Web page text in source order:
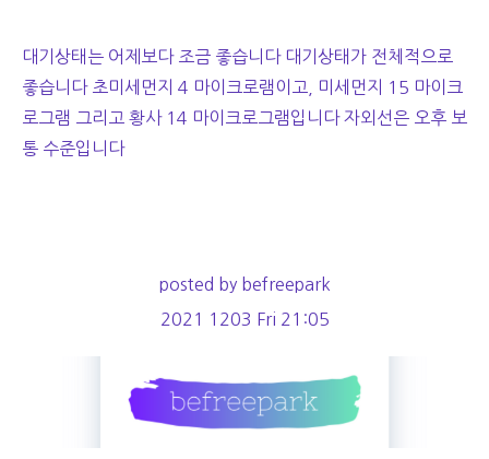
대기상태는 어제보다 조금 좋습니다 대기상태가 전체적으로
좋습니다 초미세먼지 4 마이크로램이고, 미세먼지 15 마이크
로그램 그리고 황사 14 마이크로그램입니다 자외선은 오후 보
통 수준입니다
posted by befreepark
2021 1203 Fri 21:05